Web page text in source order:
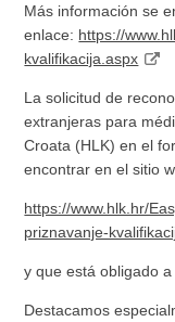
Más información se
enlace: https://
kvalifikacija.aspx
La solicitud de
extranjeras para
Croata (HLK) en el
encontrar en el sitio
https://www.hlk.hr/
priznavanje-
y que está obligado a
Destacamos